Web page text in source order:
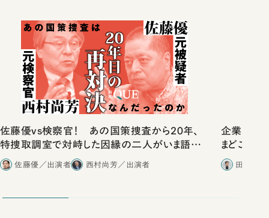
佐藤優vs検察官！ あの国策捜査から20年、
特捜取調室で対峙した因縁の二人がいま語り
合ったこと
佐藤優／出演者 西村尚芳／出演者
企業だけ
まどこに
田内学